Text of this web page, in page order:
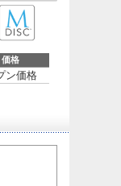
価格
ン価格